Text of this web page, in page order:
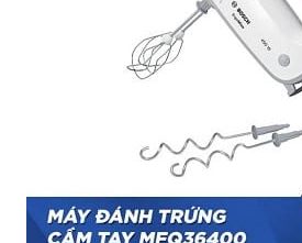
và phù hợp với nhu cầu đa dạng